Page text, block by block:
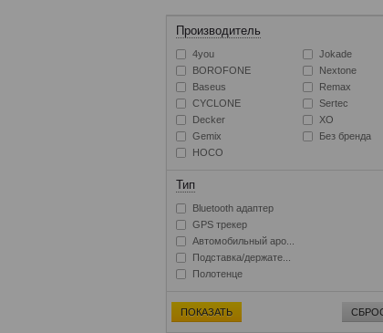
Производитель
4you
BOROFONE
Baseus
CYCLONE
Decker
Gemix
HOCO
Jokade
Nextone
Remax
Sertec
XO
Без бренда
Тип
Bluetooth адаптер
GPS трекер
Автомобильный аро...
Подставка/держате...
Полотенце
ПОКАЗАТЬ